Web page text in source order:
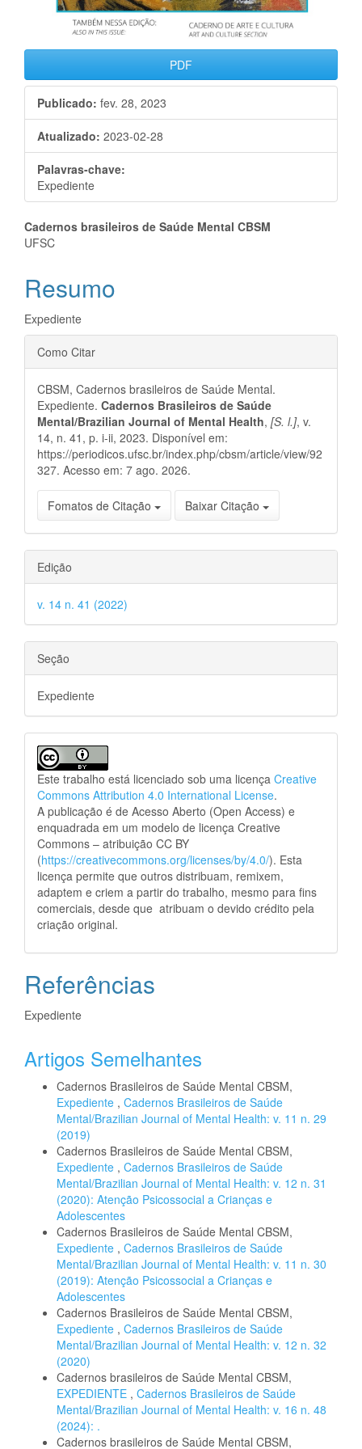
PDF
Publicado: fev. 28, 2023
Atualizado: 2023-02-28
Palavras-chave:
Expediente
Conteúdo
artigo
principal
Cadernos brasileiros de Saúde Mental CBSM
UFSC
Resumo
Expediente
Detalhes
do
artigo
Como Citar
CBSM, Cadernos brasileiros de Saúde Mental.
Expediente. Cadernos Brasileiros de Saúde
Mental/Brazilian Journal of Mental Health, [S. l.], v.
14, n. 41, p. i-ii, 2023. Disponível em:
https://periodicos.ufsc.br/index.php/cbsm/article/view/92
327. Acesso em: 7 ago. 2026.
Fomatos de Citação Baixar Citação
Edição
v. 14 n. 41 (2022)
Seção
Expediente
Este trabalho está licenciado sob uma licença Creative
Commons Attribution 4.0 International License.
A publicação é de Acesso Aberto (Open Access) e
enquadrada em um modelo de licença Creative
Commons – atribuição CC BY
(https://creativecommons.org/licenses/by/4.0/). Esta
licença permite que outros distribuam, remixem,
adaptem e criem a partir do trabalho, mesmo para fins
comerciais, desde que atribuam o devido crédito pela
criação original.
Referências
Expediente
Artigos Semelhantes
Cadernos Brasileiros de Saúde Mental CBSM,
Expediente , Cadernos Brasileiros de Saúde
Mental/Brazilian Journal of Mental Health: v. 11 n. 29
(2019)
Cadernos Brasileiros de Saúde Mental CBSM,
Expediente , Cadernos Brasileiros de Saúde
Mental/Brazilian Journal of Mental Health: v. 12 n. 31
(2020): Atenção Psicossocial a Crianças e
Adolescentes
Cadernos Brasileiros de Saúde Mental CBSM,
Expediente , Cadernos Brasileiros de Saúde
Mental/Brazilian Journal of Mental Health: v. 11 n. 30
(2019): Atenção Psicossocial a Crianças e
Adolescentes
Cadernos Brasileiros de Saúde Mental CBSM,
Expediente , Cadernos Brasileiros de Saúde
Mental/Brazilian Journal of Mental Health: v. 12 n. 32
(2020)
Cadernos brasileiros de Saúde Mental CBSM,
EXPEDIENTE , Cadernos Brasileiros de Saúde
Mental/Brazilian Journal of Mental Health: v. 16 n. 48
(2024): .
Cadernos brasileiros de Saúde Mental CBSM,